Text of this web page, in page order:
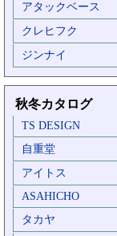
アタックベース
クレヒフク
ジンナイ
秋冬カタログ
TS DESIGN
自重堂
アイトス
ASAHICHO
タカヤ